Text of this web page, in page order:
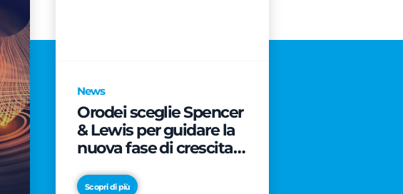
News
Orodei sceglie Spencer
& Lewis per guidare la
nuova fase di crescita e
brand
Scopri di più